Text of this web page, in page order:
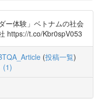
ー体験」ベトナムの社会
https://t.co/Kbr0spV053
(投稿一覧)
(1)